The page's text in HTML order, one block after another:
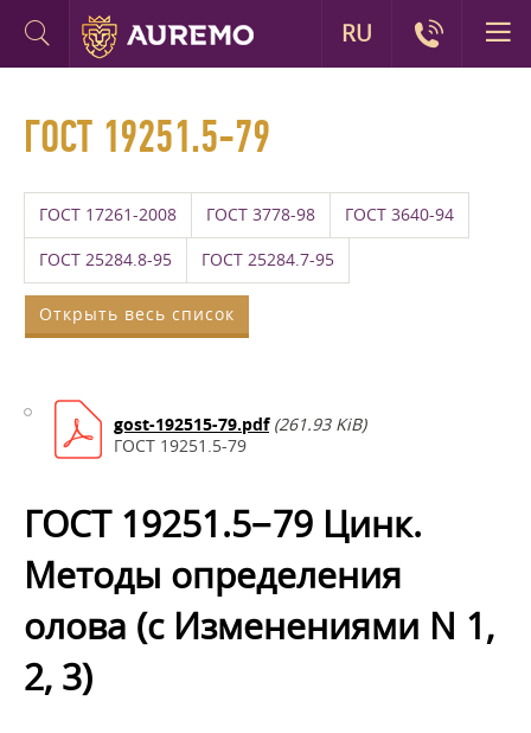
ГОСТ 19251.5-79
ГОСТ 17261-2008 ГОСТ 3778-98 ГОСТ 3640-94
ГОСТ 25284.8-95 ГОСТ 25284.7-95
Открыть весь список
gost-192515-79.pdf (261.93 KiB)
ГОСТ 19251.5-79
ГОСТ 19251.5−79 Цинк.
Методы определения
олова (с Изменениями N 1,
2, 3)
RU